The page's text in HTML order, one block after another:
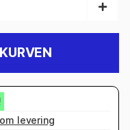
om levering